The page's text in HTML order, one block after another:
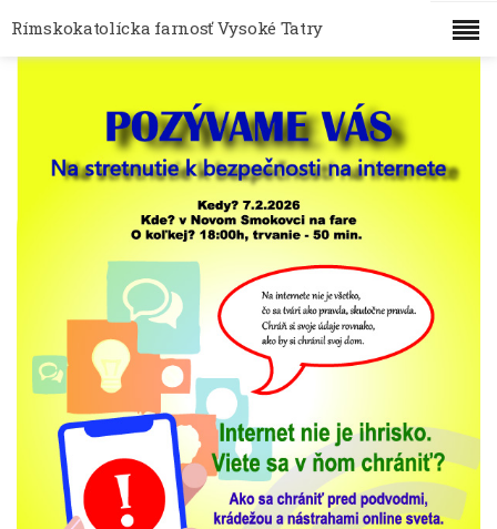
Rímskokatolícka farnosť Vysoké Tatry